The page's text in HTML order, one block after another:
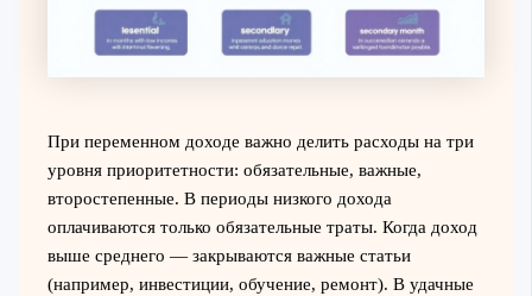
При переменном доходе важно делить расходы на три
уровня приоритетности: обязательные, важные,
второстепенные. В периоды низкого дохода
оплачиваются только обязательные траты. Когда доход
выше среднего — закрываются важные статьи
(например, инвестиции, обучение, ремонт). В удачные